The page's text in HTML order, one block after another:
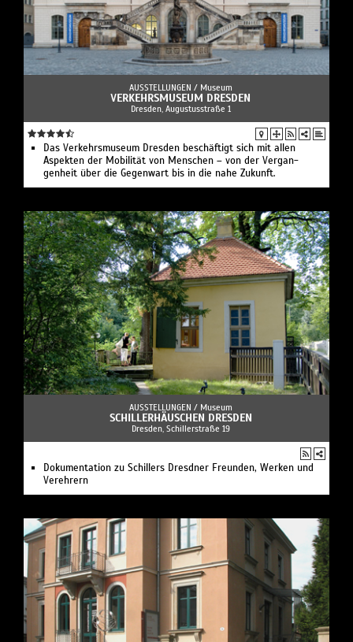
AUSSTELLUNGEN / Museum
VERKEHRSMUSEUM DRESDEN
Dresden, Augustusstraße 1
Das Verkehrs­museum Dresden beschäftigt sich mit allen
Aspekten der Mobilität von Menschen – von der Vergan­
genheit über die Gegenwart bis in die nahe Zukunft.
AUSSTELLUNGEN / Museum
SCHILLERHÄUSCHEN DRESDEN
Dresden, Schillerstraße 19
Dokumentation zu Schillers Dresdner Freunden, Werken und
Verehrern